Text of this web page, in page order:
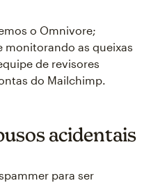
o Omnivore;
as queixas
de revisores
do Mailchimp.
acidentais
para ser